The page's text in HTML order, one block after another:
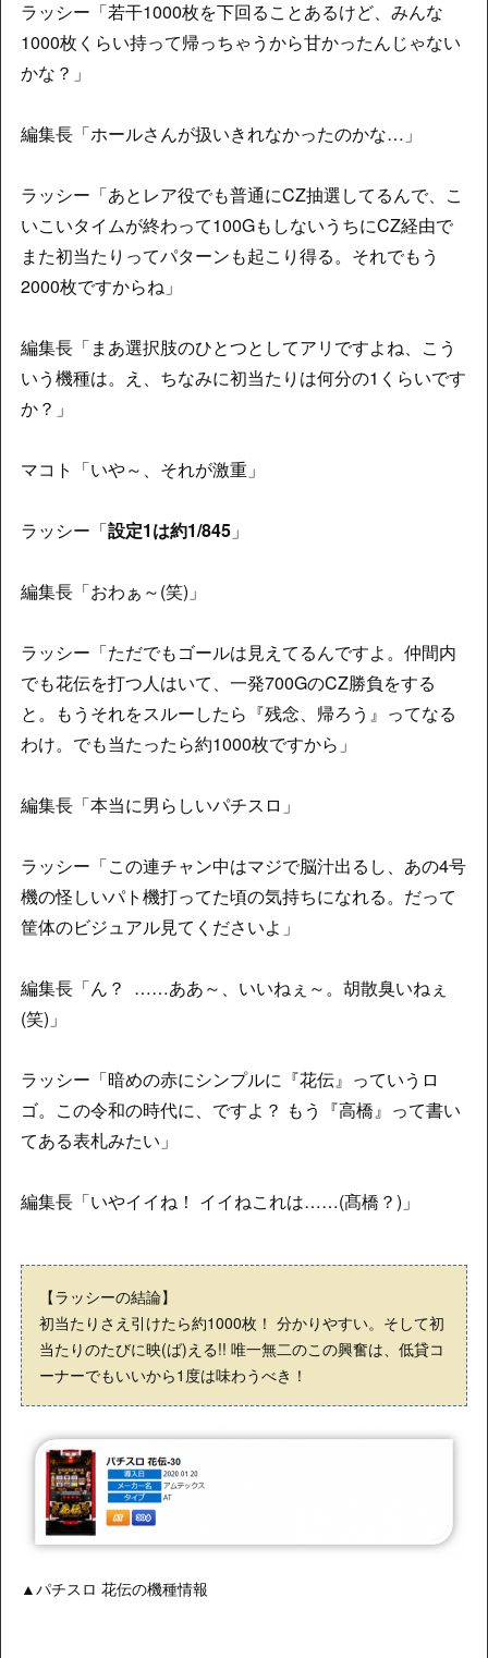
ラッシー「若干1000枚を下回ることあるけど、みんな
1000枚くらい持って帰っちゃうから甘かったんじゃない
かな？」
編集長「ホールさんが扱いきれなかったのかな…」
ラッシー「あとレア役でも普通にCZ抽選してるんで、こ
いこいタイムが終わって100GもしないうちにCZ経由で
また初当たりってパターンも起こり得る。それでもう
2000枚ですからね」
編集長「まあ選択肢のひとつとしてアリですよね、こう
いう機種は。え、ちなみに初当たりは何分の1くらいです
か？」
マコト「いや～、それが激重」
ラッシー「設定1は約1/845」
編集長「おわぁ～(笑)」
ラッシー「ただでもゴールは見えてるんですよ。仲間内
でも花伝を打つ人はいて、一発700GのCZ勝負をする
と。もうそれをスルーしたら『残念、帰ろう』ってなる
わけ。でも当たったら約1000枚ですから」
編集長「本当に男らしいパチスロ」
ラッシー「この連チャン中はマジで脳汁出るし、あの4号
機の怪しいパト機打ってた頃の気持ちになれる。だって
筐体のビジュアル見てくださいよ」
編集長「ん？ ……ああ～、いいねぇ～。胡散臭いねぇ
(笑)」
ラッシー「暗めの赤にシンプルに『花伝』っていうロ
ゴ。この令和の時代に、ですよ？ もう『高橋』って書い
てある表札みたい」
編集長「いやイイね！ イイねこれは……(髙橋？)」
【ラッシーの結論】
初当たりさえ引けたら約1000枚！ 分かりやすい。そして初
当たりのたびに映(ば)える!! 唯一無二のこの興奮は、低貸コ
ーナーでもいいから1度は味わうべき！
▲パチスロ 花伝の機種情報